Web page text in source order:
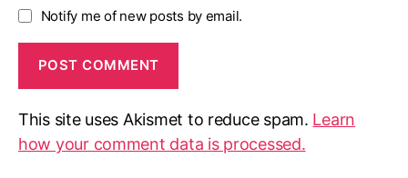
Notify me of new posts by email.
This site uses Akismet to reduce spam. Learn
how your comment data is processed.